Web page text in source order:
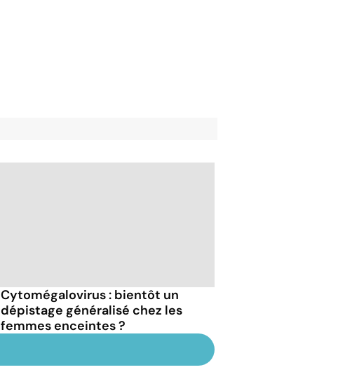
Cytomégalovirus : bientôt un
dépistage généralisé chez les
femmes enceintes ?